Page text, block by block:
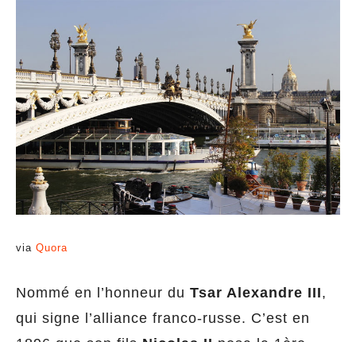
via Quora
Nommé en l’honneur du Tsar Alexandre III,
qui signe l’alliance franco-russe. C’est en